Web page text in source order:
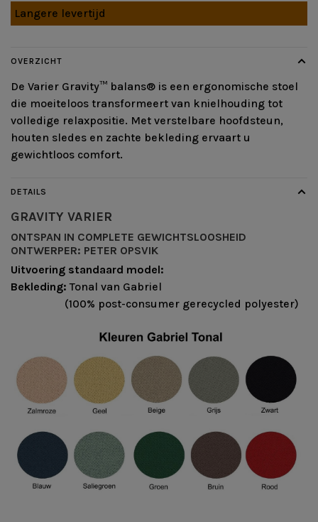
Langere levertijd
OVERZICHT
De Varier Gravity™ balans® is een ergonomische stoel
die moeiteloos transformeert van knielhouding tot
volledige relaxpositie. Met verstelbare hoofdsteun,
houten sledes en zachte bekleding ervaart u
gewichtloos comfort.
DETAILS
GRAVITY VARIER
ONTSPAN IN COMPLETE GEWICHTSLOOSHEID
ONTWERPER: PETER OPSVIK
Uitvoering standaard model:
Bekleding: Tonal van Gabriel
(100% post-consumer gerecycled polyester)